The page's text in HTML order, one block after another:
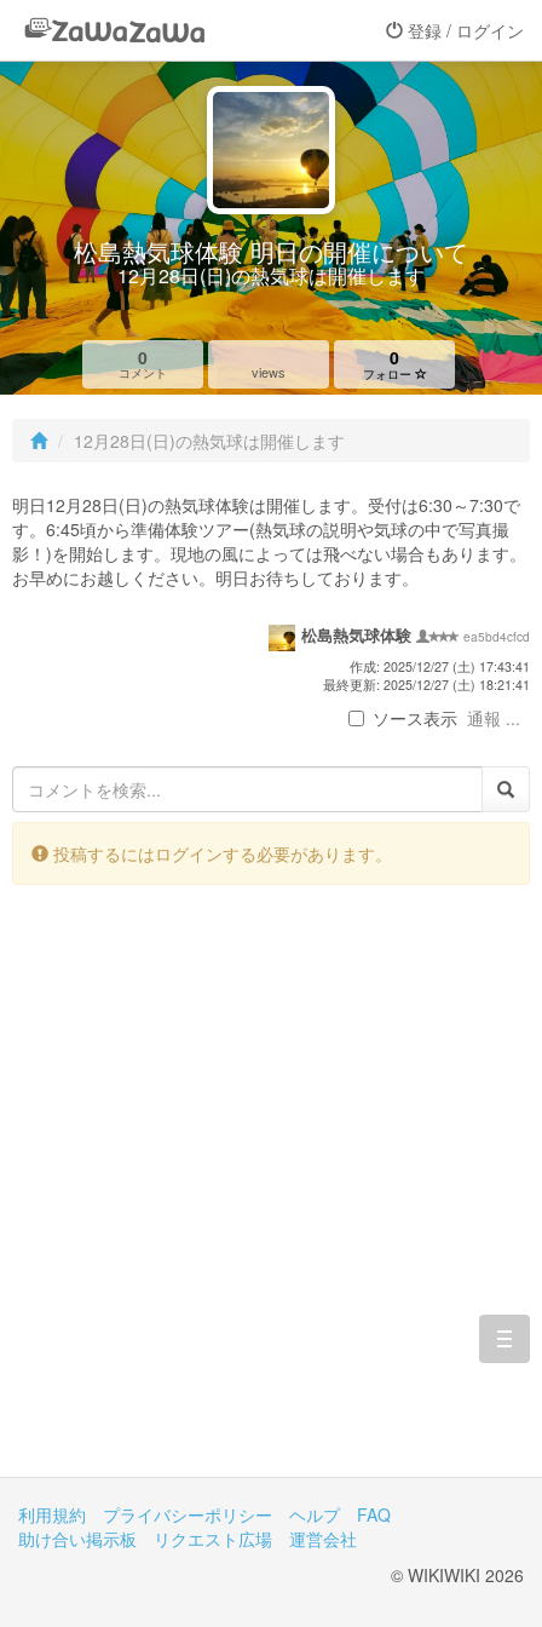
登録 / ログイン
松島熱気球体験 明日の開催について
12月28日(日)の熱気球は開催します
0
コメント views
0
フォロー
12月28日(日)の熱気球は開催します
明日12月28日(日)の熱気球体験は開催します。受付は6:30～7:30で
す。6:45頃から準備体験ツアー(熱気球の説明や気球の中で写真撮
影！)を開始します。現地の風によっては飛べない場合もあります。
お早めにお越しください。明日お待ちしております。
松島熱気球体験
ea5bd4cfcd
作成: 2025/12/27 (土) 17:43:41
最終更新: 2025/12/27 (土) 18:21:41
ソース表示 通報 ...
投稿するにはログインする必要があります。
利用規約 プライバシーポリシー ヘルプ
FAQ
助け合い掲示板
リクエスト広場
運営会社
© WIKIWIKI 2026